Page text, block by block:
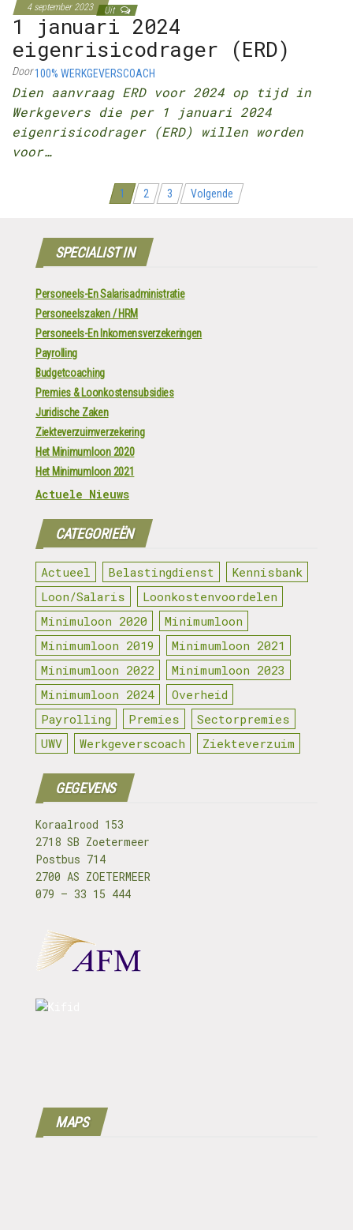
4 september 2023 Uit
1 januari 2024
eigenrisicodrager (ERD)
Door100% WERKGEVERSCOACH
Dien aanvraag ERD voor 2024 op tijd in
Werkgevers die per 1 januari 2024
eigenrisicodrager (ERD) willen worden
voor…
1 2 3 Volgende
SPECIALIST IN
Personeels-En Salarisadministratie
Personeelszaken / HRM
Personeels-En Inkomensverzekeringen
Payrolling
Budgetcoaching
Premies & Loonkostensubsidies
Juridische Zaken
Ziekteverzuimverzekering
Het Minimumloon 2020
Het Minimumloon 2021
Actuele Nieuws
CATEGORIEËN
Actueel Belastingdienst
Kennisbank
Loon/Salaris
Loonkostenvoordelen
Minimuloon 2020
Minimumloon
Minimumloon 2019
Minimumloon 2021
Minimumloon 2022
Minimumloon 2023
Minimumloon 2024
Overheid
Payrolling
Premies
Sectorpremies
UWV
Werkgeverscoach Ziekteverzuim
GEGEVENS
Koraalrood 153
2718 SB Zoetermeer
Postbus 714
2700 AS ZOETERMEER
079 – 33 15 444
MAPS